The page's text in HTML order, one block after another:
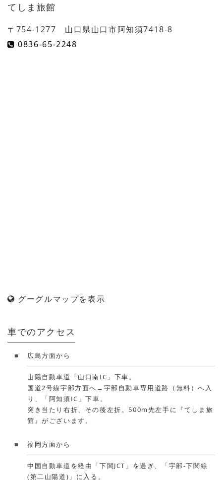
てしま旅館
〒754-1277 山口県山口市阿知須7418-8
0836-65-2248
グーグルマップを表示
車でのアクセス
広島方面から
山陽自動車道「山口南IC」下車。
国道2号線宇部方面へ→宇部自動車専用道路（無料）へ入
り、「阿知須IC」下車。
突き当たり右折、その後左折。500m先左手に『てしま旅
館』がございます。
福岡方面から
中国自動車道を経由「下関JCT」を過ぎ、「宇部-下関線
(第二山陽道)」に入る。